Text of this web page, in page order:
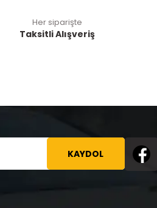
Her siparişte
Taksitli Alışveriş
KAYDOL